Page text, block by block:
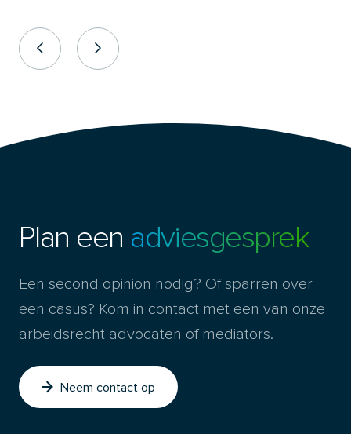
Plan een adviesgesprek
Een second opinion nodig? Of sparren over
een casus? Kom in contact met een van onze
arbeidsrecht advocaten of mediators.
Neem contact op